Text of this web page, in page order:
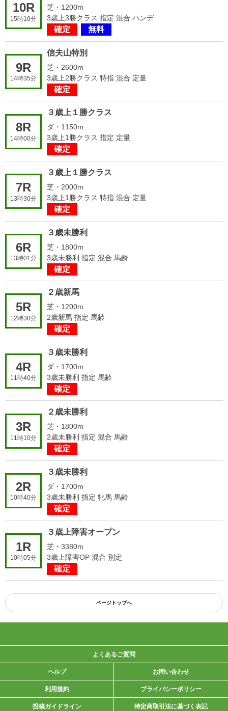
10R
15時10分
芝・1200m
3歳上3勝クラス 指定 混合 ハンデ
確定 無料
9R
14時35分
信夫山特別
芝・2600m
3歳上2勝クラス 特指 混合 定量
確定
8R
14時00分
３歳上１勝クラス
ダ・1150m
3歳上1勝クラス 指定 定量
確定
7R
13時30分
３歳上１勝クラス
芝・2000m
3歳上1勝クラス 特指 混合 定量
確定
6R
13時01分
３歳未勝利
芝・1800m
3歳未勝利 指定 混合 馬齢
確定
5R
12時30分
２歳新馬
芝・1200m
2歳新馬 指定 馬齢
確定
4R
11時40分
３歳未勝利
ダ・1700m
3歳未勝利 指定 馬齢
確定
3R
11時10分
２歳未勝利
芝・1800m
2歳未勝利 指定 混合 馬齢
確定
2R
10時40分
３歳未勝利
ダ・1700m
3歳未勝利 指定 牝馬 馬齢
確定
1R
10時05分
３歳上障害オープン
芝・3380m
3歳上障害OP 混合 別定
確定
ページトップへ
よくあるご質問
ヘルプ お問い合わせ
利用規約 プライバシーポリシー
投稿ガイドライン 特定商取引法に基づく表記